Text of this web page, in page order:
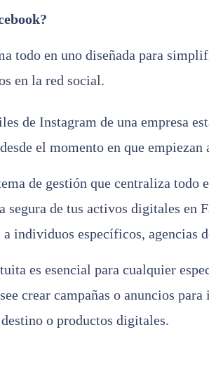
todo en uno diseñada para
en la red social.
de Instagram de una empresa
el momento en que empiezan
de gestión que centraliza todo
de tus activos digitales en
individuos específicos, agencias
es esencial para cualquier
crear campañas o anuncios
o productos digitales.